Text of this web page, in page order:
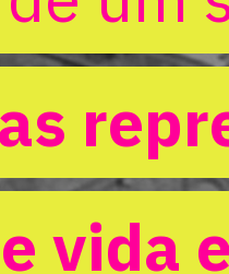
vida
vida